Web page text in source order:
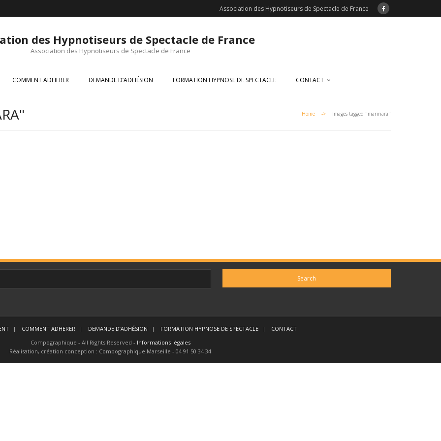
Association des Hypnotiseurs de Spectacle de France
des Hypnotiseurs de Spectacle de France
Association des Hypnotiseurs de Spectacle de France
COMMENT ADHERER DEMANDE D’ADHÉSION FORMATION HYPNOSE DE SPECTACLE CONTACT
Home -> Images tagged "marinara"
COMMENT ADHERER DEMANDE D’ADHÉSION FORMATION HYPNOSE DE SPECTACLE
CONTACT
Compographique - All Rights Reserved - Informations légales
Réalisation, création conception : Compographique Marseille - 04 91 50 34 34